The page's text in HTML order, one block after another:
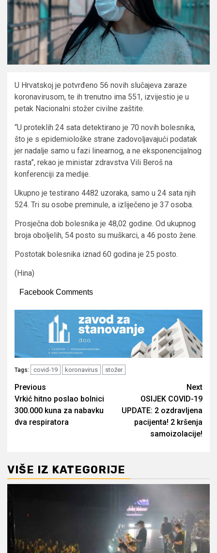
U Hrvatskoj je potvrđeno 56 novih slučajeva zaraze
koronavirusom, te ih trenutno ima 551, izvijestio je u
petak Nacionalni stožer civilne zaštite.
“U proteklih 24 sata detektirano je 70 novih bolesnika,
što je s epidemiološke strane zadovoljavajući podatak
jer nadalje samo u fazi linearnog, a ne eksponencijalnog
rasta”, rekao je ministar zdravstva Vili Beroš na
konferenciji za medije.
Ukupno je testirano 4482 uzoraka, samo u 24 sata njih
524. Tri su osobe preminule, a izliječeno je 37 osoba.
Prosječna dob bolesnika je 48,02 godine. Od ukupnog
broja oboljelih, 54 posto su muškarci, a 46 posto žene.
Postotak bolesnika iznad 60 godina je 25 posto.
(Hina)
Facebook Comments
Tags: covid-19 koronavirus stožer
Post
navigation
Previous
Vrkić hitno poslao bolnici
300.000 kuna za nabavku
dva respiratora
Next
OSIJEK COVID-19
UPDATE: 2 ozdravljena
pacijenta! 2 kršenja
samoizolacije!
VIŠE IZ KATEGORIJE